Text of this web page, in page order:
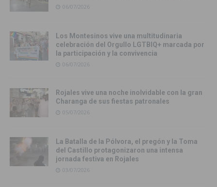
06/07/2026
Los Montesinos vive una multitudinaria
celebración del Orgullo LGTBIQ+ marcada por
la participación y la convivencia
06/07/2026
Rojales vive una noche inolvidable con la gran
Charanga de sus fiestas patronales
05/07/2026
La Batalla de la Pólvora, el pregón y la Toma
del Castillo protagonizaron una intensa
jornada festiva en Rojales
03/07/2026